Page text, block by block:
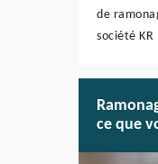
de
société KR
ce que